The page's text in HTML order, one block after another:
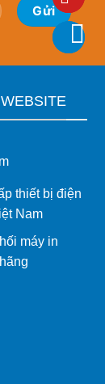
thiết bị điện
Nam
máy in